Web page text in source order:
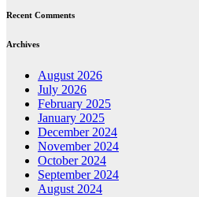
Recent Comments
Archives
August 2026
July 2026
February 2025
January 2025
December 2024
November 2024
October 2024
September 2024
August 2024